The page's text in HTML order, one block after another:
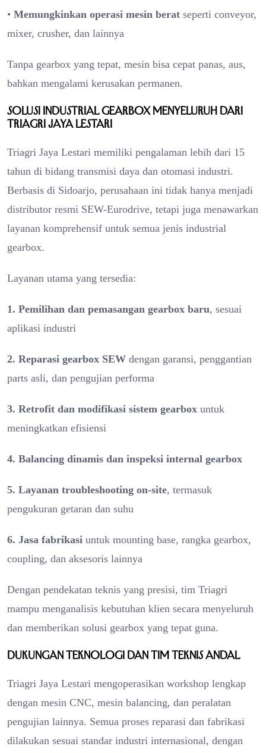
• Memungkinkan operasi mesin berat seperti conveyor,
mixer, crusher, dan lainnya
Tanpa gearbox yang tepat, mesin bisa cepat panas, aus,
bahkan mengalami kerusakan permanen.
Solusi Industrial Gearbox Menyeluruh dari
Triagri Jaya Lestari
Triagri Jaya Lestari memiliki pengalaman lebih dari 15
tahun di bidang transmisi daya dan otomasi industri.
Berbasis di Sidoarjo, perusahaan ini tidak hanya menjadi
distributor resmi SEW-Eurodrive, tetapi juga menawarkan
layanan komprehensif untuk semua jenis industrial
gearbox.
Layanan utama yang tersedia:
1. Pemilihan dan pemasangan gearbox baru, sesuai
aplikasi industri
2. Reparasi gearbox SEW dengan garansi, penggantian
parts asli, dan pengujian performa
3. Retrofit dan modifikasi sistem gearbox untuk
meningkatkan efisiensi
4. Balancing dinamis dan inspeksi internal gearbox
5. Layanan troubleshooting on-site, termasuk
pengukuran getaran dan suhu
6. Jasa fabrikasi untuk mounting base, rangka gearbox,
coupling, dan aksesoris lainnya
Dengan pendekatan teknis yang presisi, tim Triagri
mampu menganalisis kebutuhan klien secara menyeluruh
dan memberikan solusi gearbox yang tepat guna.
Dukungan Teknologi dan Tim Teknis Andal
Triagri Jaya Lestari mengoperasikan workshop lengkap
dengan mesin CNC, mesin balancing, dan peralatan
pengujian lainnya. Semua proses reparasi dan fabrikasi
dilakukan sesuai standar industri internasional, dengan